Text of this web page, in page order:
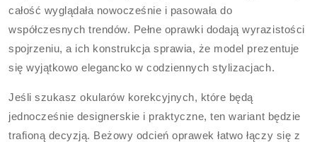
całość wyglądała nowocześnie i pasowała do
współczesnych trendów. Pełne oprawki dodają wyrazistości
spojrzeniu, a ich konstrukcja sprawia, że model prezentuje
się wyjątkowo elegancko w codziennych stylizacjach.
Jeśli szukasz okularów korekcyjnych, które będą
jednocześnie designerskie i praktyczne, ten wariant będzie
trafioną decyzją. Beżowy odcień oprawek łatwo łączy się z